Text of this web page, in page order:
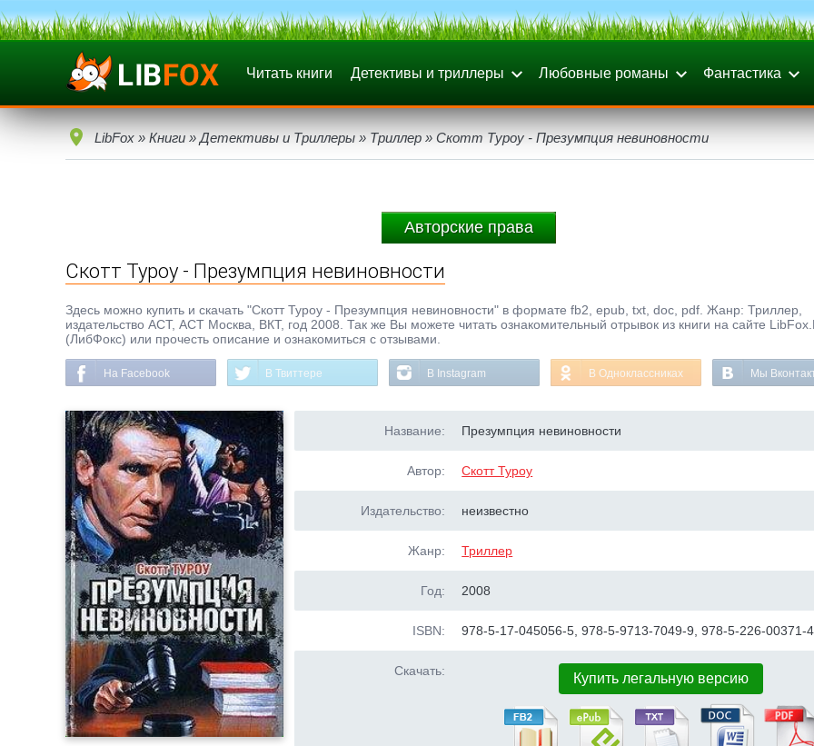
Читать книги Детективы и триллеры Любовные романы Фантастика
LibFox » Книги » Детективы и Триллеры » Триллер » Скотт Туроу - Презумпция невиновности
Авторские права
Скотт Туроу - Презумпция невиновности
Здесь можно купить и скачать "Скотт Туроу - Презумпция невиновности" в формате fb2, epub, txt, doc, pdf. Жанр: Триллер,
издательство АСТ, АСТ Москва, ВКТ, год 2008. Так же Вы можете читать ознакомительный отрывок из книги на сайте
(ЛибФокс) или прочесть описание и ознакомиться с отзывами.
На Facebook В Твиттере В Instagram В Одноклассниках Мы
Название: Презумпция невиновности
Автор: Скотт Туроу
Издательство: неизвестно
Жанр: Триллер
Год: 2008
ISBN: 978-5-17-045056-5, 978-5-9713-7049-9, 978-5-226-00371-4
Скачать: Купить легальную версию